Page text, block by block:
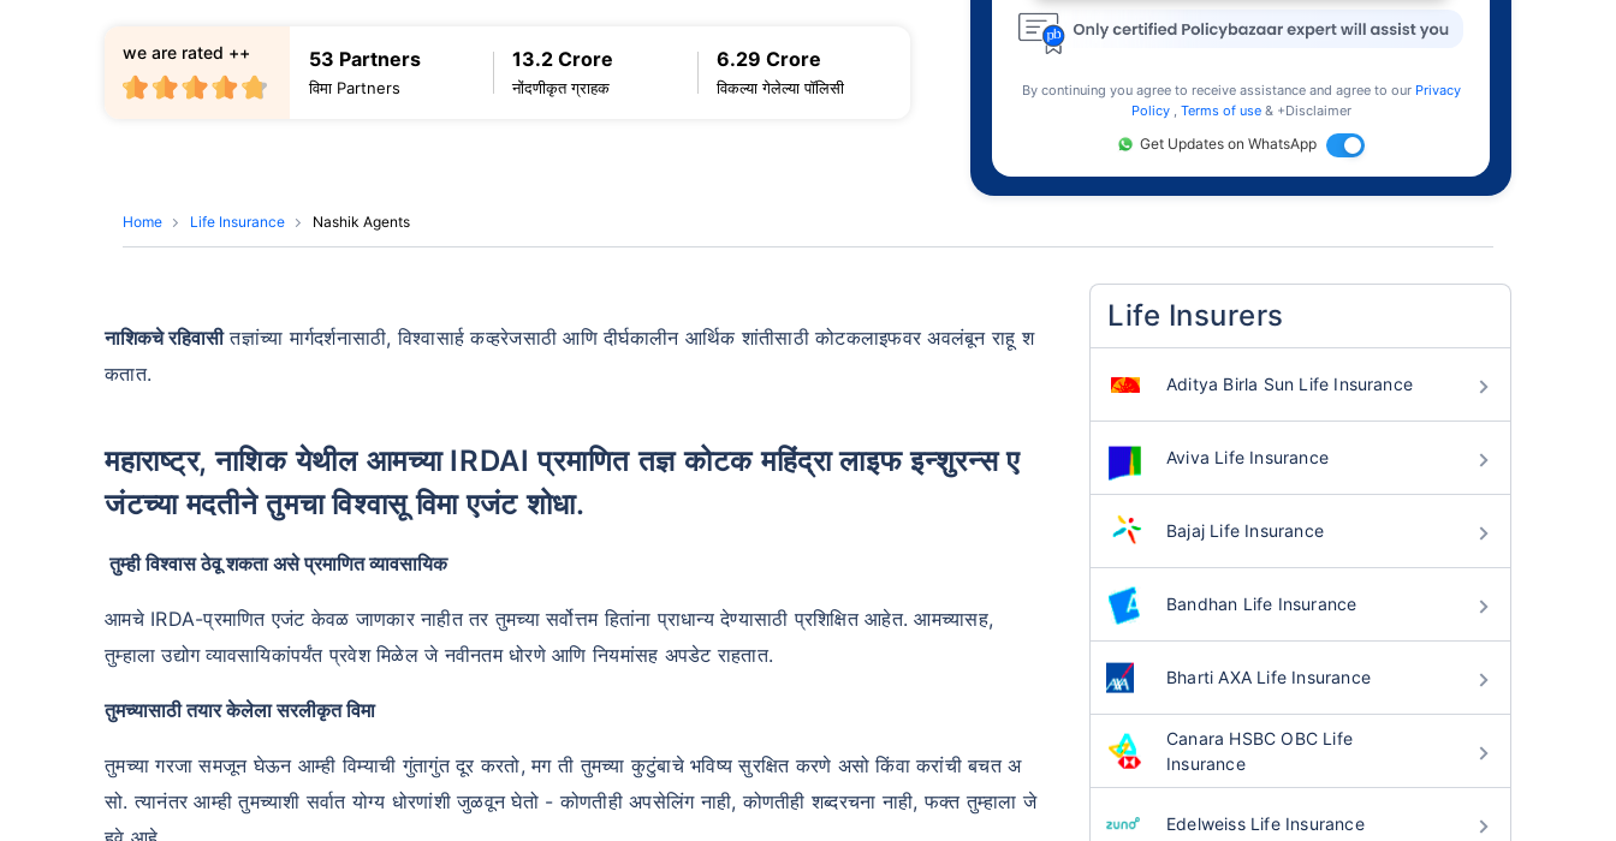
53 Partners
विमा Partners
13.2 Crore
नोंदणीकृत ग्राहक
6.29 Crore
विकल्या गेलेल्या पॉलिसी
we are rated ++
By continuing you agree to receive assistance and agree to our Privacy
Policy
Terms of use & +Disclaimer
Get Updates on WhatsApp
Home Life Insurance Nashik Agents
नाशिकचे रहिवासीतज्ञांच्या मार्गदर्शनासाठी, विश्वासार्ह कव्हरेजसाठी आणि दीर्घकालीन आर्थिक शांतीसाठी कोटकलाइफवर अवलंबून राहू श
कतात.
महाराष्ट्र, नाशिक येथील आमच्या IRDAI प्रमाणित तज्ञ कोटक महिंद्रा लाइफ इन्शुरन्स ए
जंटच्या मदतीने तुमचा विश्वासू विमा एजंट शोधा.
तुम्ही विश्वास ठेवू शकता असे प्रमाणित व्यावसायिक
आमचे IRDA-प्रमाणित एजंट केवळ जाणकार नाहीत तर तुमच्या सर्वोत्तम हितांना प्राधान्य देण्यासाठी प्रशिक्षित आहेत. आमच्यासह,
तुम्हाला उद्योग व्यावसायिकांपर्यंत प्रवेश मिळेल जे नवीनतम धोरणे आणि नियमांसह अपडेट राहतात.
तुमच्यासाठी तयार केलेला सरलीकृत विमा
तुमच्या गरजा समजून घेऊन आम्ही विम्याची गुंतागुंत दूर करतो, मग ती तुमच्या कुटुंबाचे भविष्य सुरक्षित करणे असो किंवा करांची बचत अ
सो. त्यानंतर आम्ही तुमच्याशी सर्वात योग्य धोरणांशी जुळवून घेतो - कोणतीही अपसेलिंग नाही, कोणतीही शब्दरचना नाही, फक्त तुम्हाला जे
Life Insurers
Aditya Birla Sun Life Insurance
Aviva Life Insurance
Bajaj Life Insurance
Bandhan Life Insurance
Bharti AXA Life Insurance
Canara HSBC OBC Life
Insurance
Edelweiss Life Insurance